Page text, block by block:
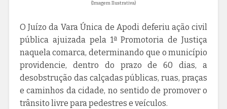
(Imagem Ilustrativa)
O Juízo da Vara Única de Apodi deferiu ação civil
pública ajuizada pela 1ª Promotoria de Justiça
naquela comarca, determinando que o município
providencie, dentro do prazo de 60 dias, a
desobstrução das calçadas públicas, ruas, praças
e caminhos da cidade, no sentido de promover o
trânsito livre para pedestres e veículos.